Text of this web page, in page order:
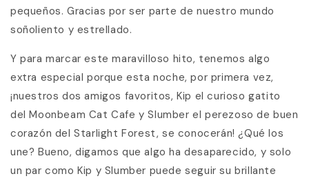
pequeños. Gracias por ser parte de nuestro mundo
soñoliento y estrellado.
Y para marcar este maravilloso hito, tenemos algo
extra especial porque esta noche, por primera vez,
¡nuestros dos amigos favoritos, Kip el curioso gatito
del Moonbeam Cat Cafe y Slumber el perezoso de buen
corazón del Starlight Forest, se conocerán! ¿Qué los
une? Bueno, digamos que algo ha desaparecido, y solo
un par como Kip y Slumber puede seguir su brillante